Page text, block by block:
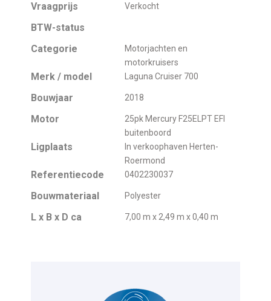
Vraagprijs Verkocht
BTW-status
Categorie
Motorjachten en
motorkruisers
Merk / model Laguna Cruiser 700
Bouwjaar 2018
Motor
25pk Mercury F25ELPT EFI
buitenboord
Ligplaats
In verkoophaven Herten-
Roermond
Referentiecode 0402230037
Bouwmateriaal Polyester
L x B x D ca 7,00 m x 2,49 m x 0,40 m